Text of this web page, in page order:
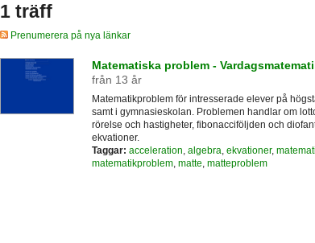
1 träff
Prenumerera på nya länkar
Matematiska problem -
från 13 år
Matematikproblem för intresserade elever på
samt i gymnasieskolan. Problemen handlar om
rörelse och hastigheter, fibonacciföljden och
ekvationer.
Taggar: acceleration algebra ekvationer,
matematikproblem, matte matteproblem